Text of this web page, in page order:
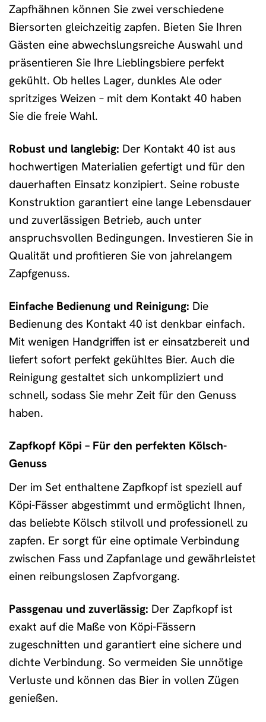
Zapfhähnen können Sie zwei verschiedene
Biersorten gleichzeitig zapfen. Bieten Sie Ihren
Gästen eine abwechslungsreiche Auswahl und
präsentieren Sie Ihre Lieblingsbiere perfekt
gekühlt. Ob helles Lager, dunkles Ale oder
spritziges Weizen – mit dem Kontakt 40 haben
Sie die freie Wahl.
Robust und langlebig: Der Kontakt 40 ist aus
hochwertigen Materialien gefertigt und für den
dauerhaften Einsatz konzipiert. Seine robuste
Konstruktion garantiert eine lange Lebensdauer
und zuverlässigen Betrieb, auch unter
anspruchsvollen Bedingungen. Investieren Sie in
Qualität und profitieren Sie von jahrelangem
Zapfgenuss.
Einfache Bedienung und Reinigung: Die
Bedienung des Kontakt 40 ist denkbar einfach.
Mit wenigen Handgriffen ist er einsatzbereit und
liefert sofort perfekt gekühltes Bier. Auch die
Reinigung gestaltet sich unkompliziert und
schnell, sodass Sie mehr Zeit für den Genuss
haben.
Zapfkopf Köpi – Für den perfekten Kölsch-
Genuss
Der im Set enthaltene Zapfkopf ist speziell auf
Köpi-Fässer abgestimmt und ermöglicht Ihnen,
das beliebte Kölsch stilvoll und professionell zu
zapfen. Er sorgt für eine optimale Verbindung
zwischen Fass und Zapfanlage und gewährleistet
einen reibungslosen Zapfvorgang.
Passgenau und zuverlässig: Der Zapfkopf ist
exakt auf die Maße von Köpi-Fässern
zugeschnitten und garantiert eine sichere und
dichte Verbindung. So vermeiden Sie unnötige
Verluste und können das Bier in vollen Zügen
genießen.